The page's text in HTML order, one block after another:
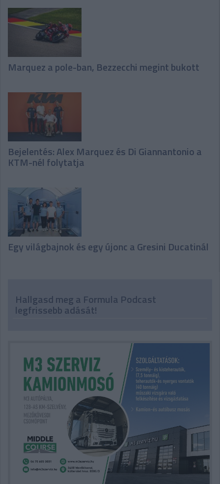
Marquez a pole-ban, Bezzecchi megint bukott
Bejelentés: Alex Marquez és Di Giannantonio a
KTM-nél folytatja
Egy világbajnok és egy újonc a Gresini Ducatinál
Hallgasd meg a Formula Podcast
legfrissebb adását!